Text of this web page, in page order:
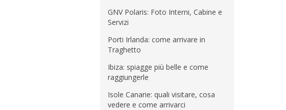
GNV Polaris: Foto Interni, Cabine e
Servizi
Porti Irlanda: come arrivare in
Traghetto
Ibiza: spiagge più belle e come
raggiungerle
Isole Canarie: quali visitare, cosa
vedere e come arrivarci